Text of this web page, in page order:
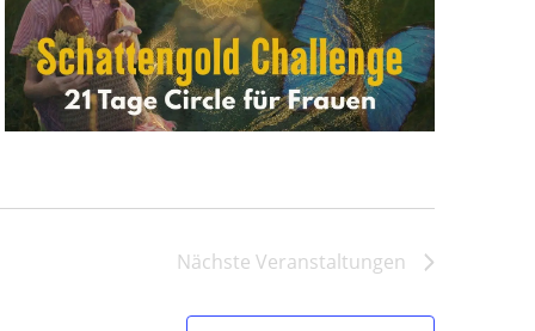
Nächste Veranstaltungen